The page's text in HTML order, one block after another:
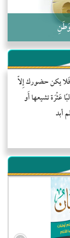
يكن حضورك إِلاّ
عَثْرَة تشيعها أَو
أبد